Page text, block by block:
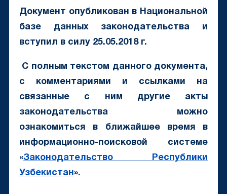
Документ опубликован в Национальной
базе данных законодательства и
вступил в силу 25.05.2018 г.
С полным текстом данного документа,
с комментариями и ссылками на
связанные с ним другие акты
законодательства можно
ознакомиться в ближайшее время в
информационно-поисковой системе
«Законодательство Республики
Узбекистан».